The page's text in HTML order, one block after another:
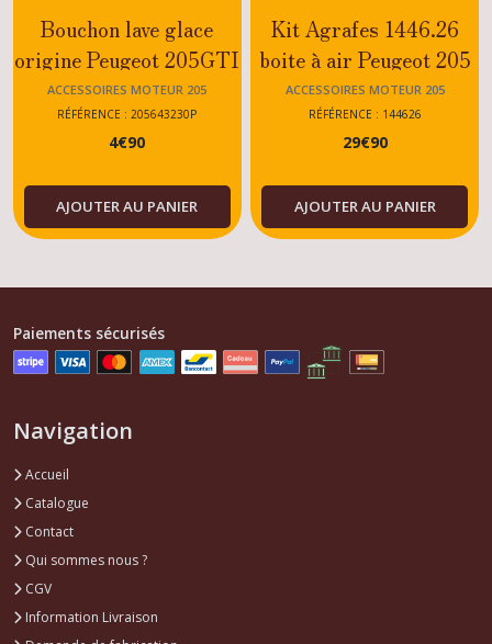
Bouchon lave glace
origine Peugeot 205GTI
- RALLYE - Tous
modèles
ACCESSOIRES MOTEUR 205
RÉFÉRENCE : 205643230P
4€90
AJOUTER AU PANIER
Kit Agrafes 1446.26
boite à air Peugeot 205
Rallye
ACCESSOIRES MOTEUR 205
RÉFÉRENCE : 144626
29€90
AJOUTER AU PANIER
Paiements sécurisés
Navigation
Accueil
Catalogue
Contact
Qui sommes nous ?
CGV
Information Livraison